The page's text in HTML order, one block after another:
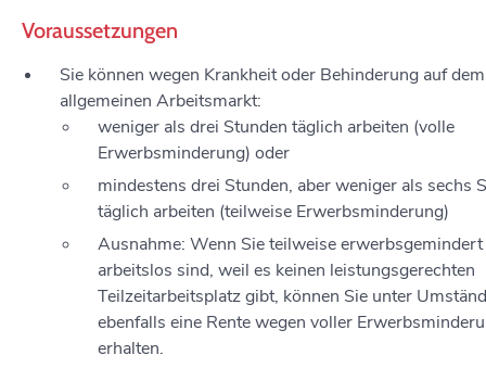
Voraussetzungen
Sie können wegen Krankheit oder Behinderung auf dem
allgemeinen Arbeitsmarkt:
weniger als drei Stunden täglich arbeiten (volle
Erwerbsminderung) oder
mindestens drei Stunden, aber weniger als sechs
täglich arbeiten (teilweise Erwerbsminderung)
Ausnahme: Wenn Sie teilweise
arbeitslos sind, weil es keinen leistungsgerechten
Teilzeitarbeitsplatz gibt, können Sie unter
ebenfalls eine Rente wegen voller
erhalten.